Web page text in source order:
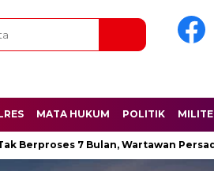
MATA HUKUM POLITIK
7 Bulan, Wartawan Persadaan